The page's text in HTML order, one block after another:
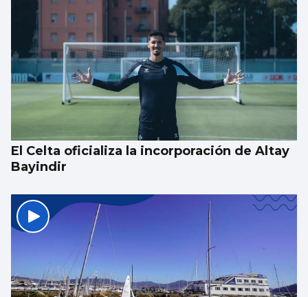
El Celta oficializa la incorporación de Altay
Bayindir